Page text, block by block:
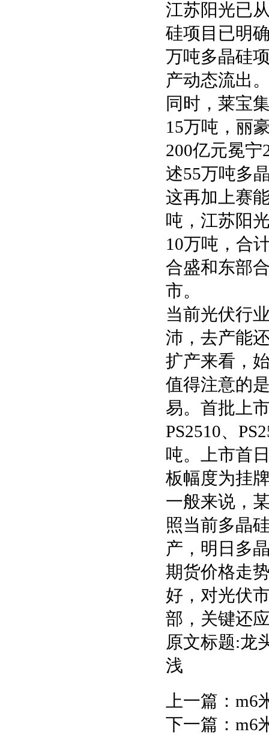
江苏阳光已
硅项目已明
万吨多晶硅
产动态流出
同时，莱宝
15万吨，丽
200亿元冕
述55万吨多
这再加上赛
吨，江苏阳
10万吨，合
合盛和东部
市。
当前光伏行
沛，去产能
扩产来看，
值得注意的
易。首批上
PS2510、
吨。上市首
板幅度为挂
一般来说，
照当前多晶
产，明日多
期货价格走
好，对光伏
部，关键还
原文标题:龙
浅
上一篇： m6
下一篇： m6